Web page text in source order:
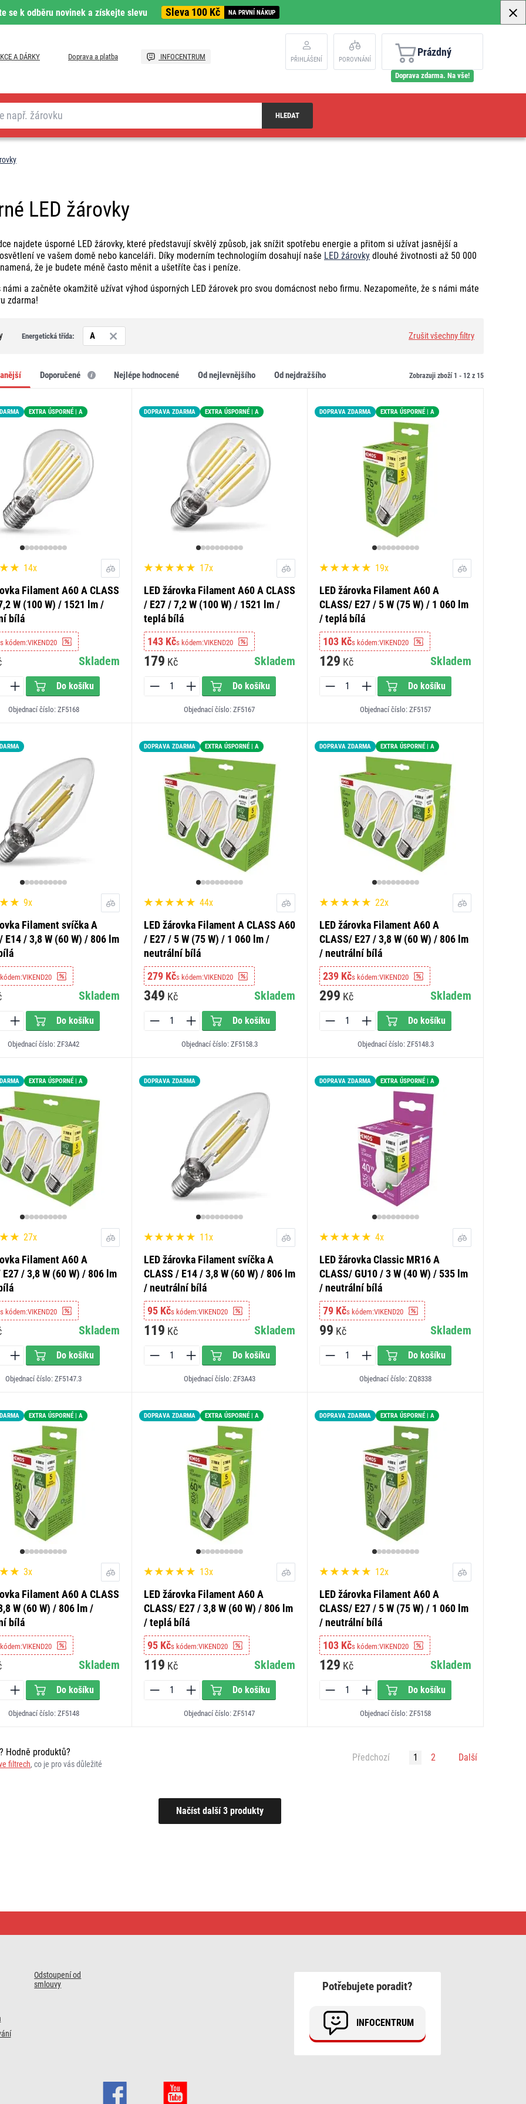
se k odběru novinek a získejte slevu Sleva 100 Kč NA PRVNÍ NÁKUP
A DÁRKY Doprava a platba INFOCENTRUM PŘIHLÁŠENÍ POROVNÁNÍ
Prázdný
Doprava zdarma. Na vše!
HLEDAT
LED žárovky
najdete úsporné LED žárovky, které představují skvělý způsob, jak snížit spotřebu energie a přitom si užívat jasnější a
ve vašem domě nebo kanceláři. Díky moderním technologiím dosahují naše LED žárovky dlouhé životnosti až 50 000
že je budete méně často měnit a ušetříte čas i peníze.
námi a začněte okamžitě užívat výhod úsporných LED žárovek pro svou domácnost nebo firmu. Nezapomeňte, že s námi máte
zdarma!
Energetická třída: A Zrušit všechny filtry
doporučené nejlépe hodnocené od nejlevnějšího od nejdražšího Zobrazuji zboží 1 - 12 z 15
EXTRA ÚSPORNÉ | A
14x
Filament A60 A CLASS
W (100 W) / 1521 lm /
bílá
s kódem:VIKEND20
Skladem
Do košíku
Objednací číslo: ZF5168
DOPRAVA ZDARMA EXTRA ÚSPORNÉ | A
17x
LED žárovka Filament A60 A CLASS
/ E27 / 7,2 W (100 W) / 1521 lm /
teplá bílá
143 Kčs kódem:VIKEND20
179 Kč Skladem
Do košíku
Objednací číslo: ZF5167
DOPRAVA ZDARMA EXTRA ÚSPORNÉ | A
19x
LED žárovka Filament A60 A
CLASS/ E27 / 5 W (75 W) / 1 060 lm
/ teplá bílá
103 Kčs kódem:VIKEND20
129 Kč Skladem
Do košíku
Objednací číslo: ZF5157
9x
Filament svíčka A
E14 / 3,8 W (60 W) / 806 lm
VIKEND20
Skladem
Do košíku
Objednací číslo: ZF3A42
DOPRAVA ZDARMA EXTRA ÚSPORNÉ | A
44x
LED žárovka Filament A CLASS A60
/ E27 / 5 W (75 W) / 1 060 lm /
neutrální bílá
279 Kčs kódem:VIKEND20
349 Kč Skladem
Do košíku
Objednací číslo: ZF5158.3
DOPRAVA ZDARMA EXTRA ÚSPORNÉ | A
22x
LED žárovka Filament A60 A
CLASS/ E27 / 3,8 W (60 W) / 806 lm
/ neutrální bílá
239 Kčs kódem:VIKEND20
299 Kč Skladem
Do košíku
Objednací číslo: ZF5148.3
EXTRA ÚSPORNÉ | A
27x
Filament A60 A
E27 / 3,8 W (60 W) / 806 lm
s kódem:VIKEND20
Skladem
Do košíku
Objednací číslo: ZF5147.3
DOPRAVA ZDARMA
11x
LED žárovka Filament svíčka A
CLASS / E14 / 3,8 W (60 W) / 806 lm
/ neutrální bílá
95 Kčs kódem:VIKEND20
119 Kč Skladem
Do košíku
Objednací číslo: ZF3A43
DOPRAVA ZDARMA EXTRA ÚSPORNÉ | A
4x
LED žárovka Classic MR16 A
CLASS/ GU10 / 3 W (40 W) / 535 lm
/ neutrální bílá
79 Kčs kódem:VIKEND20
99 Kč Skladem
Do košíku
Objednací číslo: ZQ8338
EXTRA ÚSPORNÉ | A
3x
Filament A60 A CLASS
W (60 W) / 806 lm /
bílá
VIKEND20
Skladem
Do košíku
Objednací číslo: ZF5148
DOPRAVA ZDARMA EXTRA ÚSPORNÉ | A
13x
LED žárovka Filament A60 A
CLASS/ E27 / 3,8 W (60 W) / 806 lm
/ teplá bílá
95 Kčs kódem:VIKEND20
119 Kč Skladem
Do košíku
Objednací číslo: ZF5147
DOPRAVA ZDARMA EXTRA ÚSPORNÉ | A
12x
LED žárovka Filament A60 A
CLASS/ E27 / 5 W (75 W) / 1 060 lm
/ neutrální bílá
103 Kčs kódem:VIKEND20
129 Kč Skladem
Do košíku
Objednací číslo: ZF5158
Hodně produktů?
filtrech, co je pro vás důležité
Předchozí 1 2 Další
Odstoupení od
smlouvy
Potřebujete poradit?
INFOCENTRUM